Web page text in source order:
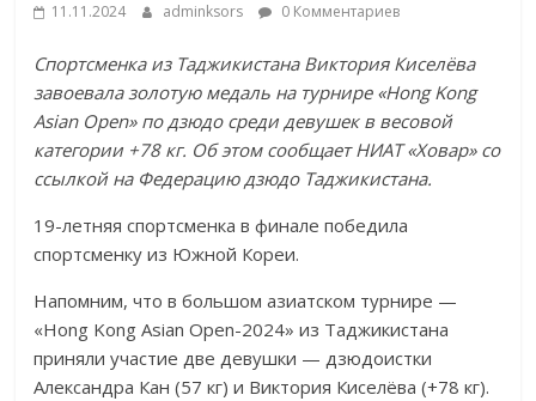
11.11.2024 adminksors 0 Комментариев
Спортсменка из Таджикистана Виктория Киселёва
завоевала золотую медаль на турнире «Hong Kong
Asian Open» по дзюдо среди девушек в весовой
категории +78 кг. Об этом сообщает НИАТ «Ховар» со
ссылкой на Федерацию дзюдо Таджикистана.
19-летняя спортсменка в финале победила
спортсменку из Южной Кореи.
Напомним, что в большом азиатском турнире —
«Hong Kong Asian Open-2024» из Таджикистана
приняли участие две девушки — дзюдоистки
Александра Кан (57 кг) и Виктория Киселёва (+78 кг).